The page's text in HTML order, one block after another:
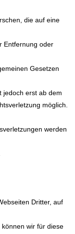
die auf eine
Entfernung oder
Gesetzen
jedoch erst ab dem
möglich.
werden
Dritter, auf
wir für diese